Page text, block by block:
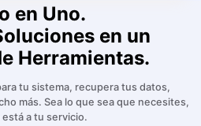
en Uno.
en un
Herramientas.
tu sistema, recupera tus datos,
más. Sea lo que sea que necesites,
está a tu servicio.